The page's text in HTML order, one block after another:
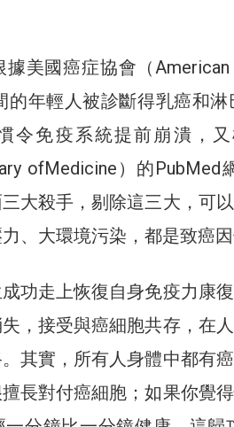
美國癌症協會（
的年輕人被診斷得乳癌和
令免疫系統提前崩潰，
ofMedicine）的
大殺手，剔除這三大，可
、大環境污染，都是致癌因
功走上恢復自身免疫力康
，接受與癌細胞共存，在
其實，所有人身體中都有
長對付癌細胞；如果你覺